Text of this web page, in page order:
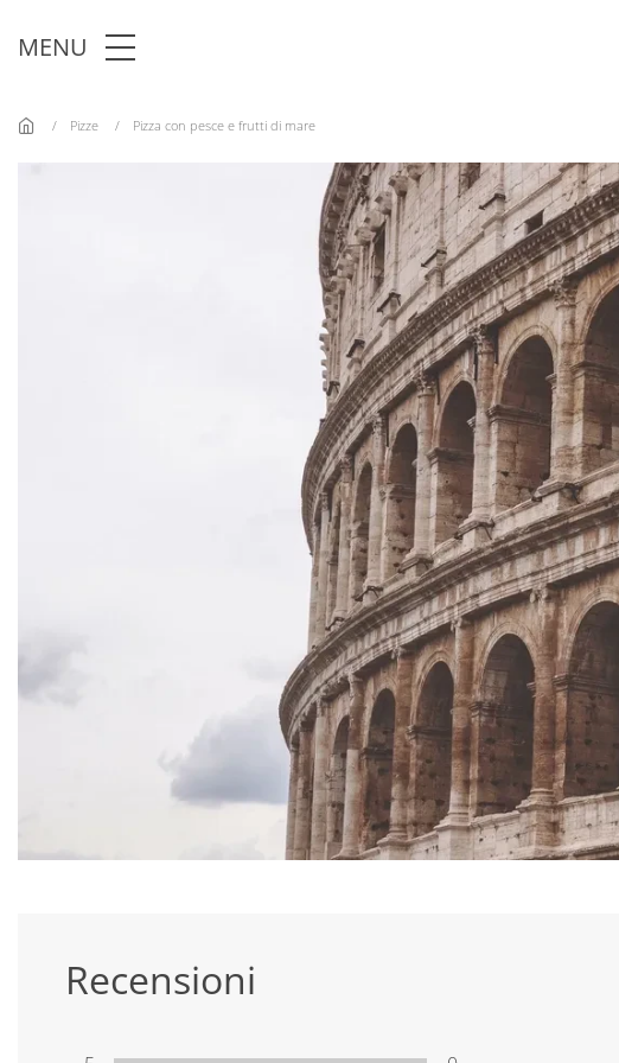
MENU
Pizze Pizza con pesce e frutti di mare
Recensioni